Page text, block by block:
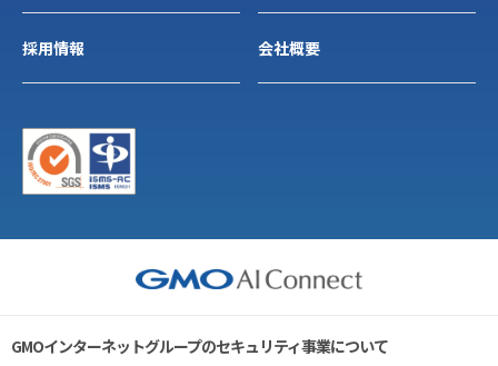
採用情報 会社概要
GMOインターネットグループのセキュリティ事業について